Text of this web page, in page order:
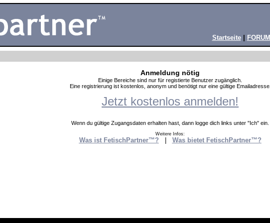
Startseite| FORUM
Anmeldung nötig
Einige Bereiche sind nur für registierte Benutzer zugänglich.
Eine registrierung ist kostenlos, anonym und benötigt nur eine gültige Emailadresse.
Jetzt kostenlos anmelden!
Wenn du gültige Zugangsdaten erhalten hast, dann logge dich links unter "Ich" ein.
Weitere Infos:
Was ist FetischPartner™? Was bietet FetischPartner™?